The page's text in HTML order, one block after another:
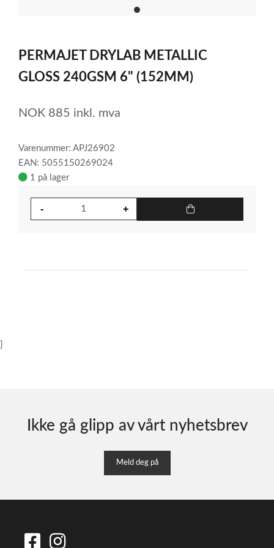
item
of
1
PERMAJET DRYLAB METALLIC
GLOSS 240GSM 6" (152MM)
NOK 885 inkl. mva
Varenummer: APJ26902
EAN: 5055150269024
1 på lager
}
Ikke gå glipp av vårt nyhetsbrev
Meld deg på